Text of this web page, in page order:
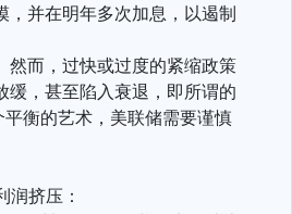
，并在明年多次加息，以遏制
然而，过快或过度的紧缩政策
缓，甚至陷入衰退，即所谓的
平衡的艺术，美联储需要谨慎
润挤压：